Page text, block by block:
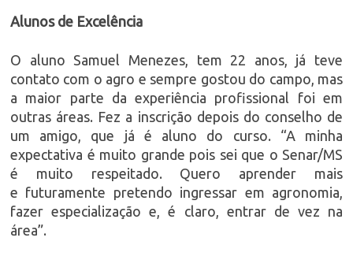
Alunos de Excelência
O aluno Samuel Menezes, tem 22 anos, já teve
contato com o agro e sempre gostou do campo, mas
a maior parte da experiência profissional foi em
outras áreas. Fez a inscrição depois do conselho de
um amigo, que já é aluno do curso. “A minha
expectativa é muito grande pois sei que o Senar/MS
é muito respeitado. Quero aprender mais
e futuramente pretendo ingressar em agronomia,
fazer especialização e, é claro, entrar de vez na
área”.